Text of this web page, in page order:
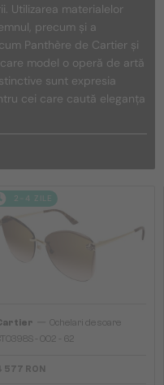
Utilizarea materialelor
precum și a
Panthère de Cartier și
model o operă de artă
sunt expresia
cei care caută eleganța
2-4 ZILE
Ochelari de soare
- 002 - 62
577 RON